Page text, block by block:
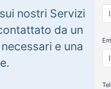
nostri Servizi
da un
e una